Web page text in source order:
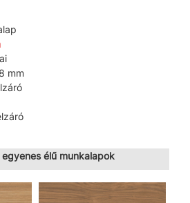
mm
egyenes élű munkalapok